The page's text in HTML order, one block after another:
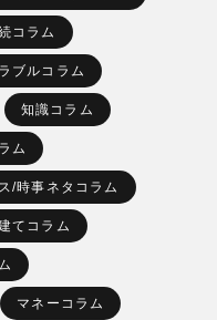
コラム
ブルコラム
知識コラム
ム
/時事ネタコラム
てコラム
マネーコラム